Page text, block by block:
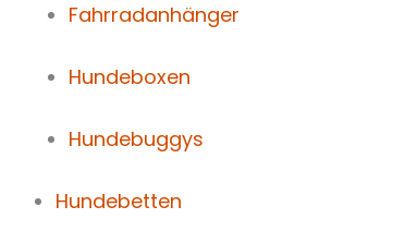
Fahrradanhänger
Hundeboxen
Hundebuggys
Hundebetten